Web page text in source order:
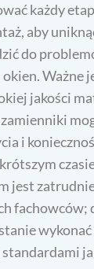
każdy
aby
do
Ważne
jakości
i
jest
fachowców;